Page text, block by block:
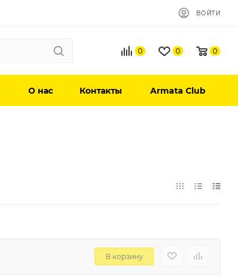
ВОЙТИ
0 0 0
О нас Контакты Armata Club
В корзину